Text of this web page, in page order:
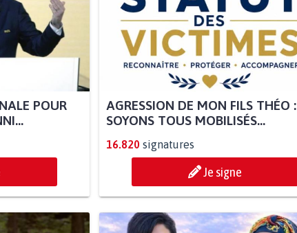
POUR
AGRESSION DE MON FILS THÉO :
SOYONS TOUS MOBILISÉS...
16.820 signatures
Je signe